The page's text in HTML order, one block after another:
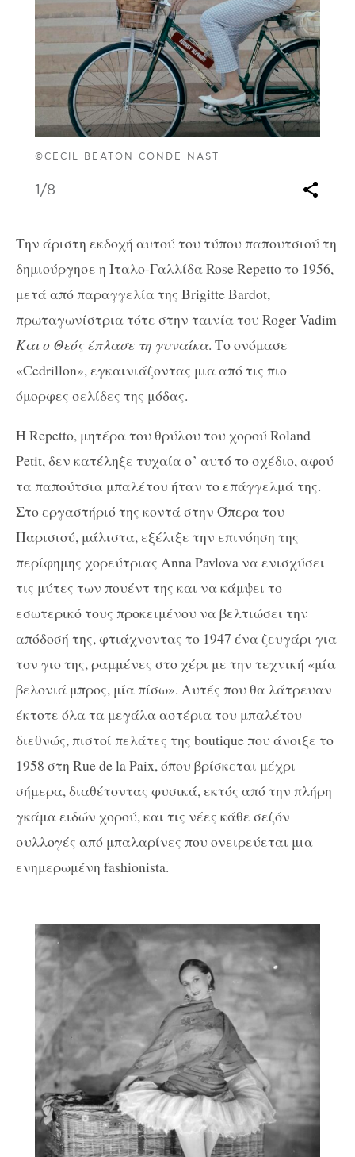
©CECIL BEATON CONDE NAST
1/8
Την άριστη εκδοχή αυτού του τύπου παπουτσιού τη
δημιούργησε η Ιταλο-Γαλλίδα Rose Repetto το 1956,
μετά από παραγγελία της Brigitte Bardot,
πρωταγωνίστρια τότε στην ταινία του Roger Vadim
Και ο Θεός έπλασε τη γυναίκα. Το ονόμασε
«Cedrillon», εγκαινιάζοντας μια από τις πιο
όμορφες σελίδες της μόδας.
Η Repetto, μητέρα του θρύλου του χορού Roland
Petit, δεν κατέληξε τυχαία σ’ αυτό το σχέδιο, αφού
τα παπούτσια μπαλέτου ήταν το επάγγελμά της.
Στο εργαστήριό της κοντά στην Όπερα του
Παρισιού, μάλιστα, εξέλιξε την επινόηση της
περίφημης χορεύτριας Anna Pavlova να ενισχύσει
τις μύτες των πουέντ της και να κάμψει το
εσωτερικό τους προκειμένου να βελτιώσει την
απόδοσή της, φτιάχνοντας το 1947 ένα ζευγάρι για
τον γιο της, ραμμένες στο χέρι με την τεχνική «μία
βελονιά μπρος, μία πίσω». Αυτές που θα λάτρευαν
έκτοτε όλα τα μεγάλα αστέρια του μπαλέτου
διεθνώς, πιστοί πελάτες της boutique που άνοιξε το
1958 στη Rue de la Paix, όπου βρίσκεται μέχρι
σήμερα, διαθέτοντας φυσικά, εκτός από την πλήρη
γκάμα ειδών χορού, και τις νέες κάθε σεζόν
συλλογές από μπαλαρίνες που ονειρεύεται μια
ενημερωμένη fashionista.